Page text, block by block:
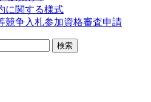
に関する様式
競争入札参加資格審査申請